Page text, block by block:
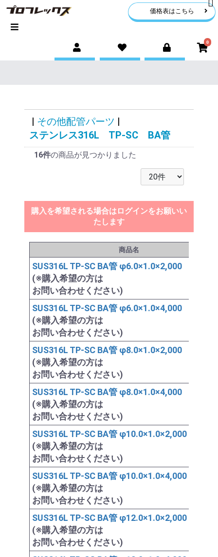
価格表はこちら
0
| その他配管パーツ |
ステンレス316L TP-SC BA管
16件の商品が見つかりました
購入を希望される場合はログインをお願いい
たします
商品名
SUS316L TP-SC BA管 φ6.0×1.0×2,000
(※購入希望の方は
お問い合わせください)
SUS316L TP-SC BA管 φ6.0×1.0×4,000
(※購入希望の方は
お問い合わせください)
SUS316L TP-SC BA管 φ8.0×1.0×2,000
(※購入希望の方は
お問い合わせください)
SUS316L TP-SC BA管 φ8.0×1.0×4,000
(※購入希望の方は
お問い合わせください)
SUS316L TP-SC BA管 φ10.0×1.0×2,000
(※購入希望の方は
お問い合わせください)
SUS316L TP-SC BA管 φ10.0×1.0×4,000
(※購入希望の方は
お問い合わせください)
SUS316L TP-SC BA管 φ12.0×1.0×2,000
(※購入希望の方は
お問い合わせください)